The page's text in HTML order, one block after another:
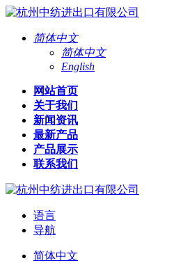
简体中文
简体中文
English
网站首页
关于我们
新闻资讯
最新产品
产品展示
联系我们
语言
导航
简体中文